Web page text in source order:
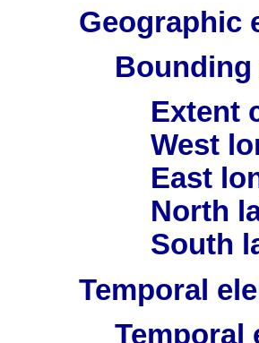
Geographic
Bounding
Extent
West
East
North
South
Temporal
Temporal